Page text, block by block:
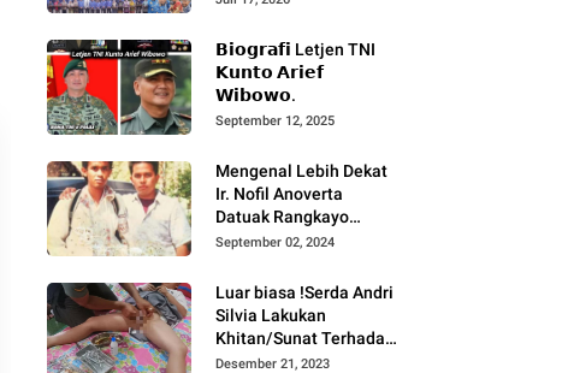
DAN PELAYANAN
MASYARAKAT.
𝗕𝗶𝗼𝗴𝗿𝗮𝗳𝗶 Letjen TNI
𝗞𝘂𝗻𝘁𝗼 𝗔𝗿𝗶𝗲𝗳
𝗪𝗶𝗯𝗼𝘄𝗼.
September 12, 2025
Mengenal Lebih Dekat
Ir. Nofil Anoverta
Datuak Rangkayo
Batuah Cawako
September 02, 2024
Luar biasa !Serda Andri
Silvia Lakukan
Khitan/Sunat Terhadap
Anak Warga Binaannya
Desember 21, 2023